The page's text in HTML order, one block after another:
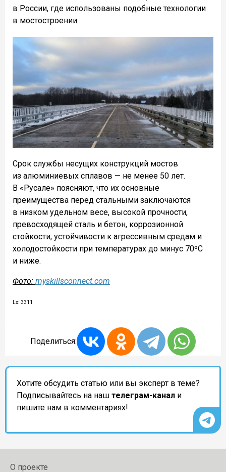
в России, где использованы подобные технологии
в мостостроении.
Срок службы несущих конструкций мостов
из алюминиевых сплавов — не менее 50 лет.
В «Русале» поясняют, что их основные
преимущества перед стальными заключаются
в низком удельном весе, высокой прочности,
превосходящей сталь и бетон, коррозионной
стойкости, устойчивости к агрессивным средам и
холодостойкости при температурах до минус 70ºС
и ниже.
Фото: myskillsconnect.com
Lx: 3311
Поделиться:
Хотите обсудить статью или вы эксперт в теме?
Подписывайтесь на наш телеграм-канал и
пишите нам в комментариях!
О проекте